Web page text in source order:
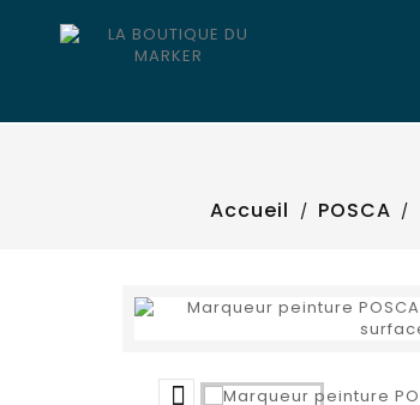
Accueil POSCA
